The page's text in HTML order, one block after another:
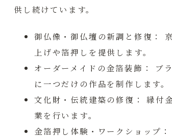
供し続けています。
御仏像・御仏壇の新調と修復：
上げや箔押しを提供します。
オーダーメイドの金箔装飾：
ブ
に一つだけの作品を制作します。
文化財・伝統建築の修復：
縁付
業を行います。
金箔押し体験・ワークショップ：